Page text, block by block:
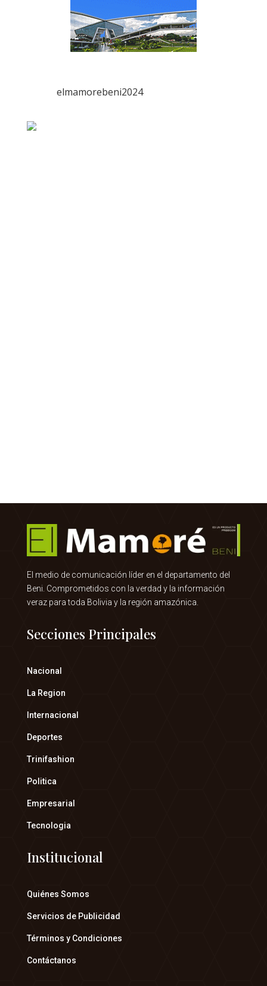
elmamorebeni2024
El medio de comunicación líder en el departamento del
Beni. Comprometidos con la verdad y la información
veraz para toda Bolivia y la región amazónica.
Secciones Principales
Nacional
La Region
Internacional
Deportes
Trinifashion
Politica
Empresarial
Tecnologia
Institucional
Quiénes Somos
Servicios de Publicidad
Términos y Condiciones
Contáctanos